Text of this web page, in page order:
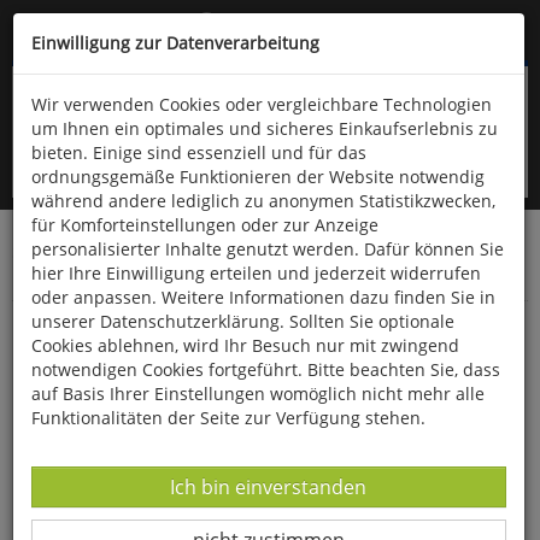
Kompletten Head der Seite überspringen
oder (06766) 9323-960
Startseite Bücher Downloads
Zeitschriften
Der Falke
Warum Vögel Sonne tanken: Sonnenbaden
Einwilligung zur Datenverarbeitung
Wir verwenden Cookies oder vergleichbare Technologien
um Ihnen ein optimales und sicheres Einkaufserlebnis zu
bieten. Einige sind essenziell und für das
ordnungsgemäße Funktionieren der Website notwendig
während andere lediglich zu anonymen Statistikzwecken,
für Komforteinstellungen oder zur Anzeige
personalisierter Inhalte genutzt werden. Dafür können Sie
hier Ihre Einwilligung erteilen und jederzeit widerrufen
oder anpassen. Weitere Informationen dazu finden Sie in
unserer Datenschutzerklärung. Sollten Sie optionale
Cookies ablehnen, wird Ihr Besuch nur mit zwingend
notwendigen Cookies fortgeführt. Bitte beachten Sie, dass
auf Basis Ihrer Einstellungen womöglich nicht mehr alle
Funktionalitäten der Seite zur Verfügung stehen.
Datenverarbeitung -
Ich bin einverstanden